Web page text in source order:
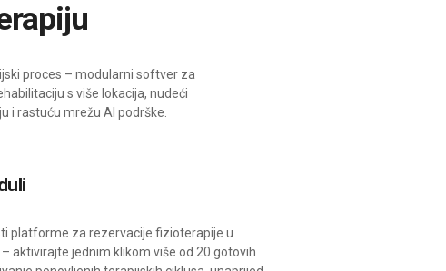
proces – modularni softver za
s više lokacija, nudeći
i rastuću mrežu AI podrške.
platforme za rezervacije fizioterapije u
aktivirajte jednim klikom više od 20 gotovih